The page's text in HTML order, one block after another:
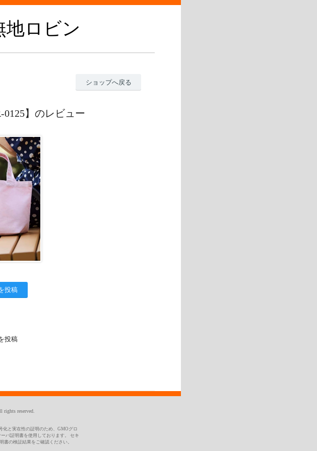
地ロビン
ショップへ戻る
0125】のレビュー
投稿
投稿
reserved.
化と実在性の証明のため、GMOグロ
バ証明書を使用しております。 セキ
書の検証結果をご確認ください。